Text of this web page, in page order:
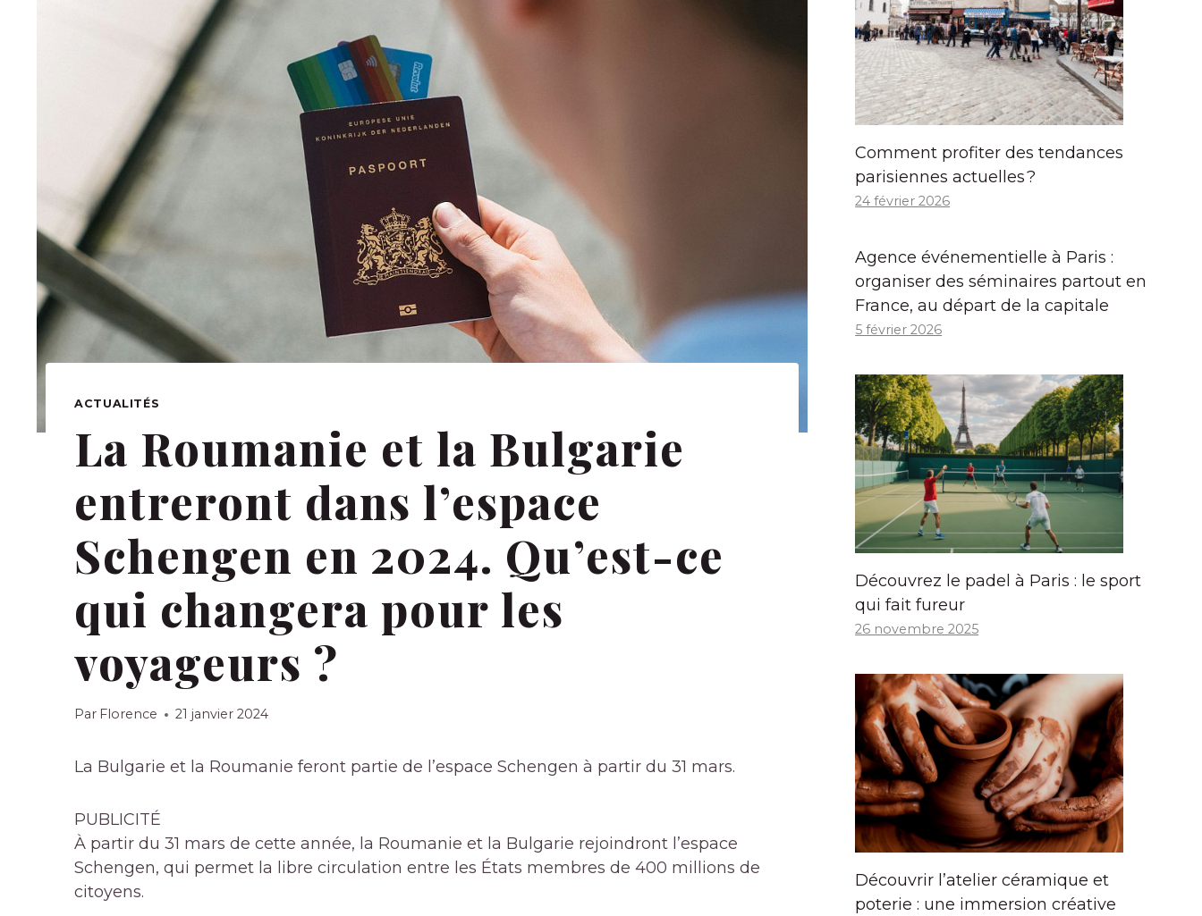
ACTUALITÉS
La Roumanie et la Bulgarie
entreront dans l’espace
Schengen en 2024. Qu’est-ce
qui changera pour les
voyageurs ?
Par Florence 21 janvier 2024
La Bulgarie et la Roumanie feront partie de l’espace Schengen à partir du 31 mars.
PUBLICITÉ
À partir du 31 mars de cette année, la Roumanie et la Bulgarie rejoindront l’espace
Schengen, qui permet la libre circulation entre les États membres de 400 millions de
citoyens.
Comment profiter des tendances
parisiennes actuelles ?
24 février 2026
Agence événementielle à Paris :
organiser des séminaires partout en
France, au départ de la capitale
5 février 2026
Découvrez le padel à Paris : le sport
qui fait fureur
26 novembre 2025
Découvrir l’atelier céramique et
poterie : une immersion créative